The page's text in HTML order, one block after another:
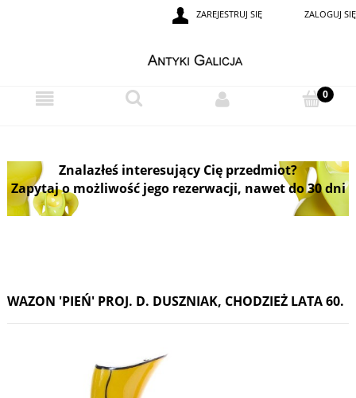
ZAREJESTRUJ SIĘ ZALOGUJ SIĘ
Znalazłeś interesujący Cię przedmiot?
Zapytaj o możliwość jego rezerwacji, nawet do 30 dni
WAZON 'PIEŃ' PROJ. D. DUSZNIAK, CHODZIEŻ LATA 60.